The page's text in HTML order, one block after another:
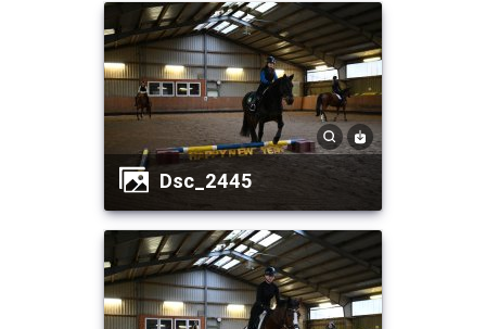
dsc_2445